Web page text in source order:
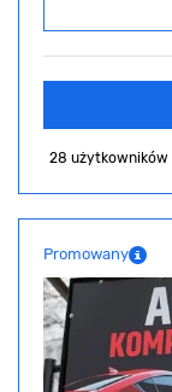
28
Promowany